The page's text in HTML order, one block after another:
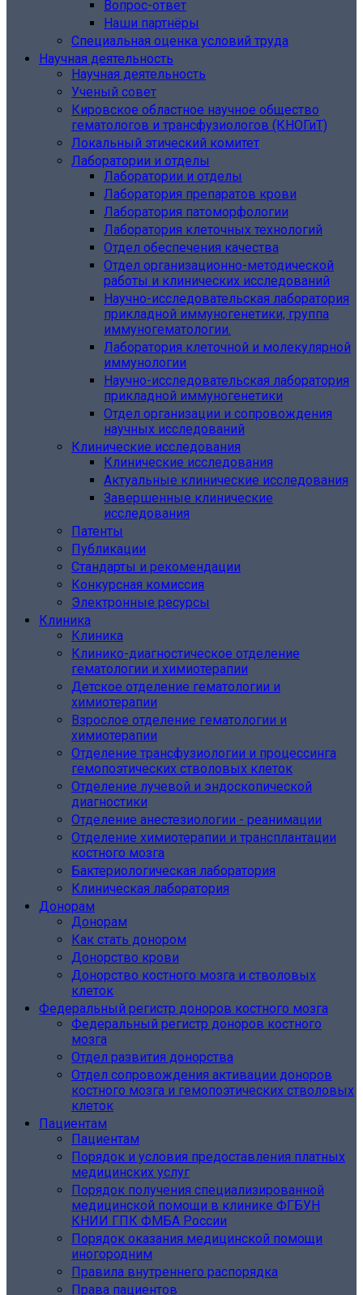
Вопрос-ответ
Наши партнёры
Специальная оценка условий труда
Научная деятельность
Научная деятельность
Ученый совет
Кировское областное научное общество
гематологов и трансфузиологов (КНОГиТ)
Локальный этический комитет
Лаборатории и отделы
Лаборатории и отделы
Лаборатория препаратов крови
Лаборатория патоморфологии
Лаборатория клеточных технологий
Отдел обеспечения качества
Отдел организационно-методической
работы и клинических исследований
Научно-исследовательская лаборатория
прикладной иммуногенетики, группа
иммуногематологии.
Лаборатория клеточной и молекулярной
иммунологии
Научно-исследовательская лаборатория
прикладной иммуногенетики
Отдел организации и сопровождения
научных исследований
Клинические исследования
Клинические исследования
Актуальные клинические исследования
Завершенные клинические
исследования
Патенты
Публикации
Стандарты и рекомендации
Конкурсная комиссия
Электронные ресурсы
Клиника
Клиника
Клинико-диагностическое отделение
гематологии и химиотерапии
Детское отделение гематологии и
химиотерапии
Взрослое отделение гематологии и
химиотерапии
Отделение трансфузиологии и процессинга
гемопоэтических стволовых клеток
Отделение лучевой и эндоскопической
диагностики
Отделение анестезиологии - реанимации
Отделение химиотерапии и трансплантации
костного мозга
Бактериологическая лаборатория
Клиническая лаборатория
Донорам
Донорам
Как стать донором
Донорство крови
Донорство костного мозга и стволовых
клеток
Федеральный регистр доноров костного мозга
Федеральный регистр доноров костного
мозга
Отдел развития донорства
Отдел сопровождения активации доноров
костного мозга и гемопоэтических стволовых
клеток
Пациентам
Пациентам
Порядок и условия предоставления платных
медицинских услуг
Порядок получения специализированной
медицинской помощи в клинике ФГБУН
КНИИ ГПК ФМБА России
Порядок оказания медицинской помощи
иногородним
Правила внутреннего распорядка
Права пациентов